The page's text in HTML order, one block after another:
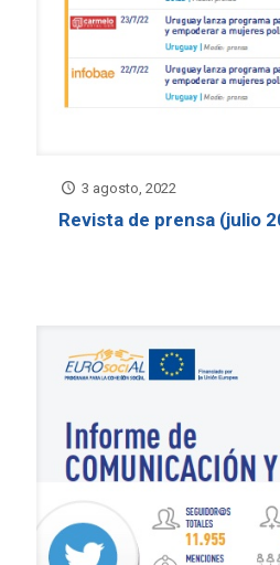
3 agosto, 2022
Revista de prensa (julio